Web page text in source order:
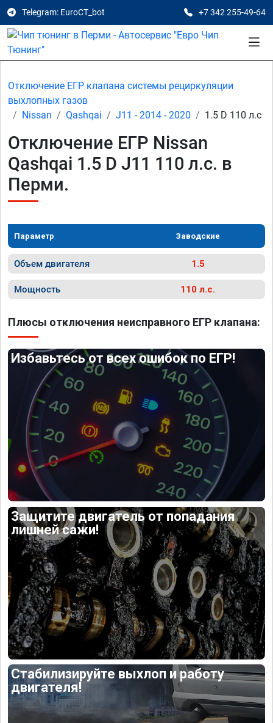
Telegram: EuroCT_bot +7 342 255-49-64
Отключение ЕГР клапана системы рециркуляции
выхлопных газов
Nissan
Qashqai J11 - 2014 - 2020 1.5 D 110 л.с
Отключение ЕГР Nissan
Qashqai 1.5 D J11 110 л.с. в
Перми.
Параметр Заводские
Объем двигателя 1.5
Мощность 110 л.с.
Плюсы отключения неисправного ЕГР клапана:
Избавьтесь от всех ошибок по ЕГР!
Защитите двигатель от попадания
лишней сажи!
Стабилизируйте выхлоп и работу
двигателя!